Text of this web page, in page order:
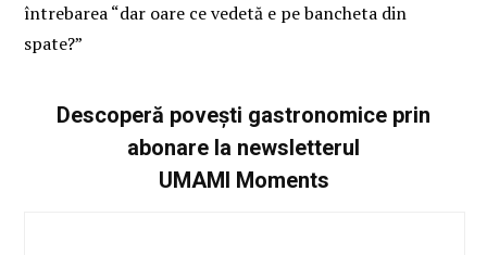
întrebarea “dar oare ce vedetă e pe bancheta din
spate?”
Descoperă povești gastronomice prin
abonare la newsletterul
UMAMI Moments